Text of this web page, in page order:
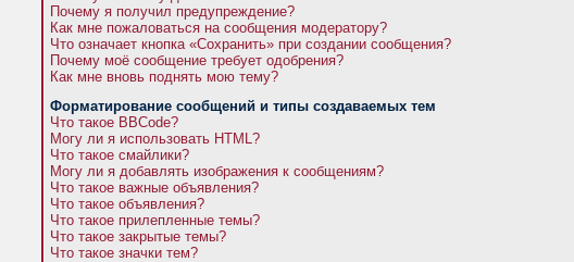
Почему я получил предупреждение?
Как мне пожаловаться на сообщения модератору?
Что означает кнопка «Сохранить» при создании сообщения?
Почему моё сообщение требует одобрения?
Как мне вновь поднять мою тему?
Форматирование сообщений и типы создаваемых тем
Что такое BBCode?
Могу ли я использовать HTML?
Что такое смайлики?
Могу ли я добавлять изображения к сообщениям?
Что такое важные объявления?
Что такое объявления?
Что такое прилепленные темы?
Что такое закрытые темы?
Что такое значки тем?